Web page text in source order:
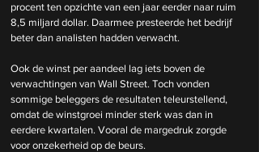
procent ten opzichte van een jaar eerder naar ruim
8,5 miljard dollar. Daarmee presteerde het bedrijf
beter dan analisten hadden verwacht.
Ook de winst per aandeel lag iets boven de
verwachtingen van Wall Street. Toch vonden
sommige beleggers de resultaten teleurstellend,
omdat de winstgroei minder sterk was dan in
eerdere kwartalen. Vooral de margedruk zorgde
voor onzekerheid op de beurs.